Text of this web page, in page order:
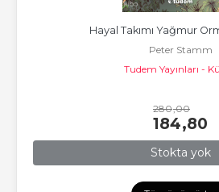
Stokta yok
Hayal Takımı Yağmur
Peter Stamm
Tudem Yayınları -
280,00
184,80